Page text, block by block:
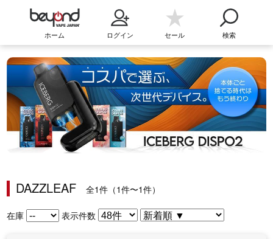
ホーム ログイン セール 検索
DAZZLEAF 全1件（1件〜1件）
在庫 表示件数